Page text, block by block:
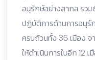
อนุรักษ์อย่างสากล รวม
ปฏิบัติการด้านการอนุรั
ครบถ้วนทั้ง 36 เมือง จ
ให้ดำเนินการในอีก 12